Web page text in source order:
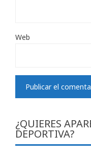
Web
¿QUIERES
DEPORTIVA?